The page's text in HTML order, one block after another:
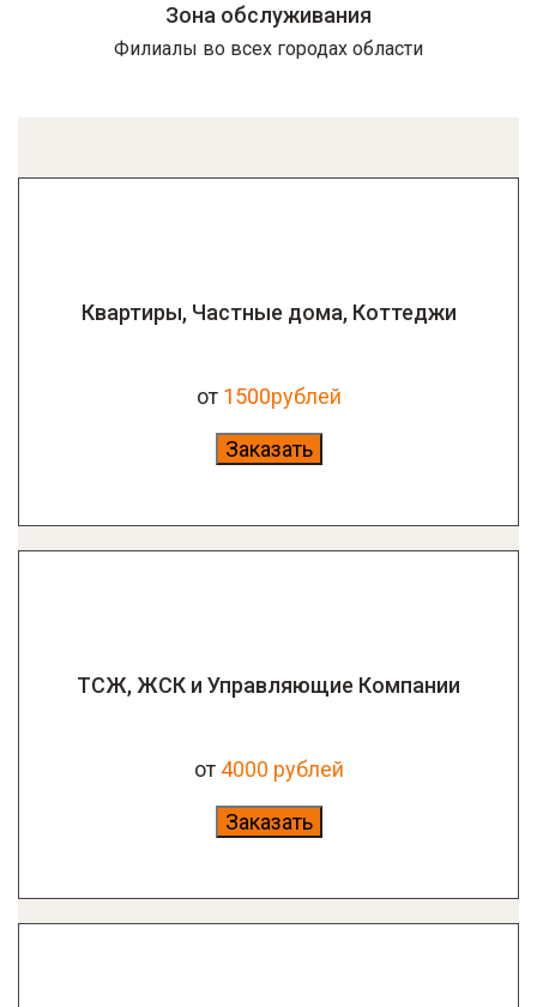
Зона обслуживания
Филиалы во всех городах области
Квартиры, Частные дома, Коттеджи
от 1500рублей
Заказать
ТСЖ, ЖСК и Управляющие Компании
от 4000 рублей
Заказать